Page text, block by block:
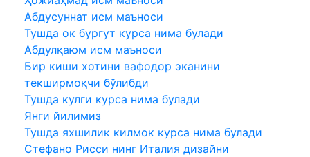
Абдусуннат исм маъноси
Тушда ок бургут курса нима булади
Абдулқаюм исм маъноси
Бир киши хотини вафодор эканини
текширмоқчи бўлибди
Тушда кулги курса нима булади
Янги йилимиз
Тушда яхшилик килмок курса нима булади
Стефано Риccи нинг Италия дизайни